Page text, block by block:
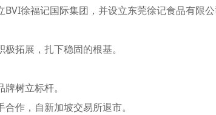
徐福记国际集团，并设立东莞徐记食品有限
拓展，扎下稳固的根基。
树立标杆。
作，自新加坡交易所退市。